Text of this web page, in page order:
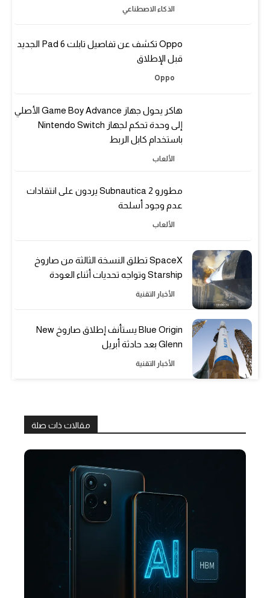
الذكاء الاصطناعي
Oppo تكشف عن تفاصيل تابلت Pad 6 الجديد
قبل الإطلاق
Oppo
هاكر يحول جهاز Game Boy Advance الأصلي
إلى وحدة تحكم لجهاز Nintendo Switch
باستخدام كابل الربط
الألعاب
مطورو Subnautica 2 يردون على انتقادات
عدم وجود أسلحة
الألعاب
SpaceX تطلق النسخة الثالثة من صاروخ
Starship وتواجه تحديات أثناء العودة
الأخبار التقنية
Blue Origin يستأنف إطلاق صاروخ New
Glenn بعد حادثة أبريل
الأخبار التقنية
مقالات ذات صلة